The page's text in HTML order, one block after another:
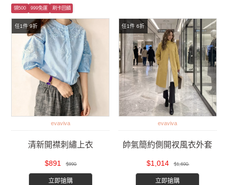
任1件 9折
領500 999免運 刷卡回饋
evaviva
清新開襟刺繡上衣
$891 $990
立即搶購
任1件 6折
evaviva
帥氣簡約側開衩風衣外套
$1,014 $1,690
立即搶購